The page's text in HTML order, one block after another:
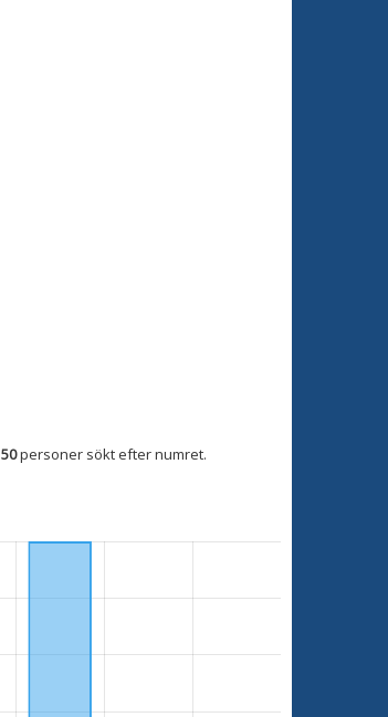
50personer sökt efter numret.